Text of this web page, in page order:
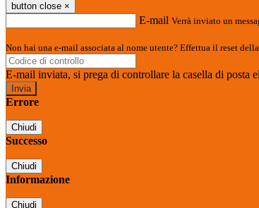
button close ×
E-mail Verrà inviato un
Non hai una e-mail associata al nome utente? Effettua il reset
E-mail inviata, si prega di controllare la casella di posta
Errore
Chiudi
Successo
Chiudi
Informazione
Chiudi